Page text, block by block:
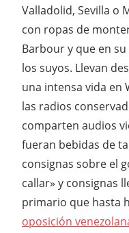
Valladolid, Sevilla o
con ropas de
Barbour y que en
los suyos. Llevan
una intensa vida en
las radios
comparten audios
fueran bebidas de
consignas sobre el
callar» y consignas
primario que hasta
oposición